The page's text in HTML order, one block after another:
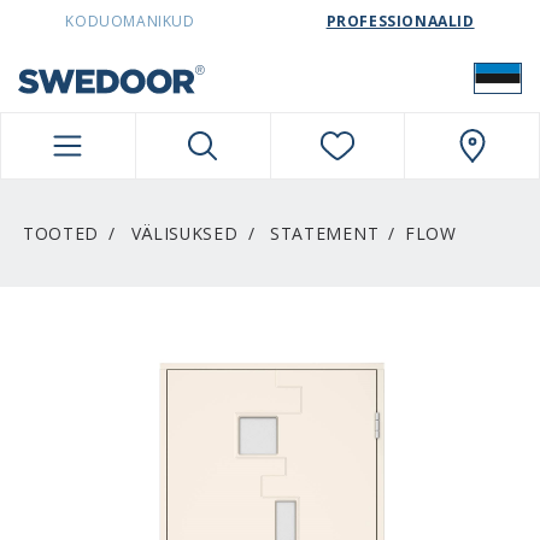
SWEDOORESTONIA NAVIGATION
KODUOMANIKUD PROFESSIONAALID
TOOTED VÄLISUKSED STATEMENT FLOW